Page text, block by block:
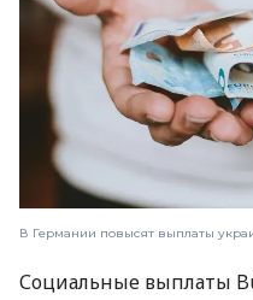
В Германии повысят выплаты
Социальные выплаты